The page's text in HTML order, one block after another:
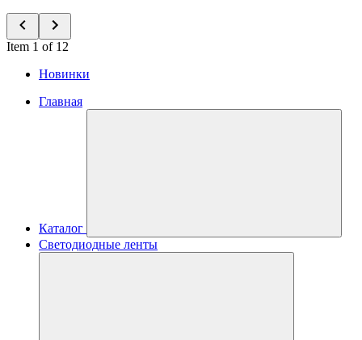
Item 1 of 12
Новинки
Главная
Каталог
Светодиодные ленты